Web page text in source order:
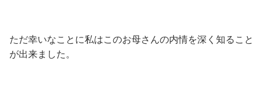
ただ幸いなことに私はこのお母さんの内情を深く知ること
が出来ました。